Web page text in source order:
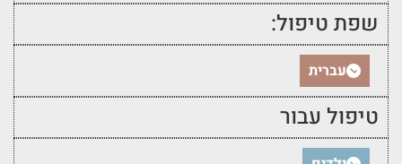
שפת טיפול:
עברית
טיפול עבור